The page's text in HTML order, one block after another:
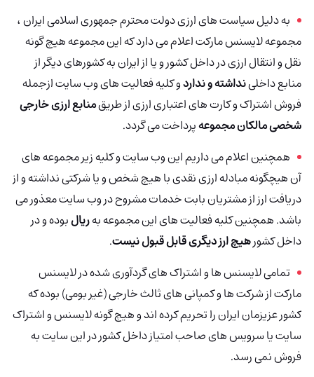
به دلیل سیاست های ارزی دولت محترم جمهوری اسلامی ایران ،
مجموعه لایسنس مارکت اعلام می دارد که این مجموعه هیچ گونه
نقل و انتقال ارزی در داخل کشور و یا از ایران به کشورهای دیگر از
منابع داخلینداشته و نداردو کلیه فعالیت های وب سایت ازجمله
فروش اشتراک و کارت های اعتباری ارزی از طریقمنابع ارزی خارجی
شخصی مالکان مجموعهپرداخت می گردد.
همچنین اعلام می داریم این وب سایت و کلیه زیر مجموعه های
آن هیچگونه مبادله ارزی نقدی با هیچ شخص و یا شرکتی نداشته و از
دریافت ارز از مشتریان بابت خدمات مشروح در وب سایت معذور می
باشد. همچنین کلیه فعالیت های این مجموعه بهریالبوده و در
داخل کشورهیچ ارز دیگری قابل قبول نیست.
تمامی لایسنس ها و اشتراک های گردآوری شده در لایسنس
مارکت از شرکت ها و کمپانی های ثالث خارجی (غیر بومی) بوده که
کشور عزیزمان ایران را تحریم کرده اند و هیچ گونه لایسنس و اشتراک
سایت یا سرویس های صاحب امتیاز داخل کشور در این سایت به
فروش نمی رسد.